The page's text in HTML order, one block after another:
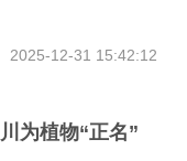
2025-12-31 15:42:12
为植物“正名”